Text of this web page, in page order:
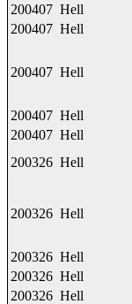
200407 Hell
200407 Hell
200407 Hell
200407 Hell
200407 Hell
200326 Hell
200326 Hell
200326 Hell
200326 Hell
200326 Hell